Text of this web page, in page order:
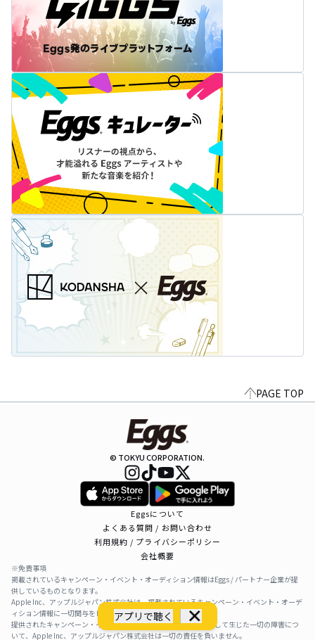
アプリで聴く
PAGE TOP
© TOKYU CORPORATION.
Eggsについて
よくある質問 / お問い合わせ
利用規約 / プライバシーポリシー
会社概要
※免責事項
掲載されているキャンペーン・イベント・オーディション情報はEggs / パートナー企業が提
供しているものとなります。
Apple Inc、アップルジャパン株式会社は、掲載されているキャンペーン・イベント・オーデ
ィション情報に一切関与をしておりません。
提供されたキャンペーン・イベント・オーディション情報を利用して生じた一切の障害につ
いて、Apple Inc、アップルジャパン株式会社は一切の責任を負いません。